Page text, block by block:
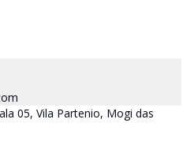
05, Vila Partenio, Mogi das